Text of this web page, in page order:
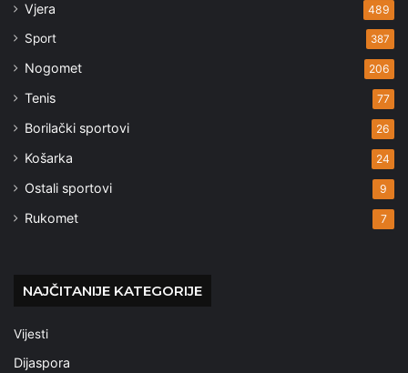
Vjera 489
Sport 387
Nogomet 206
Tenis 77
Borilački sportovi 26
Košarka 24
Ostali sportovi 9
Rukomet 7
NAJČITANIJE KATEGORIJE
Vijesti
Dijaspora